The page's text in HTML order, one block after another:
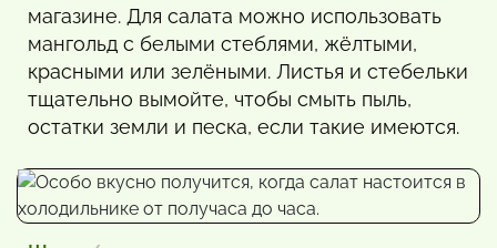
магазине. Для салата можно использовать
мангольд с белыми стеблями, жёлтыми,
красными или зелёными. Листья и стебельки
тщательно вымойте, чтобы смыть пыль,
остатки земли и песка, если такие имеются.